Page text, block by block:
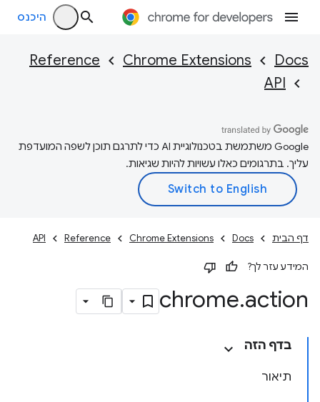
היכנס
Docs
Chrome Extensions
Reference
API
‫Google משתמשת בטכנולוגיית AI כדי לתרגם תוכן לשפה המועדפת
עליך. בתרגומים כאלו עשויות להיות שגיאות.
דף הבית Docs
Chrome Extensions
Reference
API
המידע עזר לך?
chrome.action
בדף הזה
תיאור